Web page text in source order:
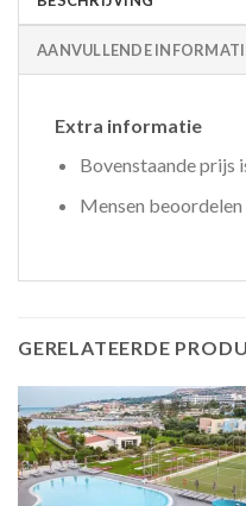
AANVULLENDE
Extra informatie
Bovenstaande prijs
Mensen beoordelen
GERELATEERDE